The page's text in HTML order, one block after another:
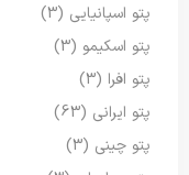
پتو اسپانیایی (3)
پتو اسکیمو (3)
پتو افرا (3)
پتو ایرانی (63)
پتو چینی (3)